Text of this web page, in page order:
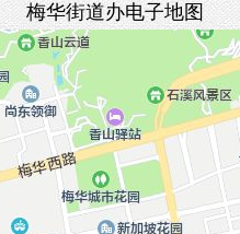
梅华街道办电子地图